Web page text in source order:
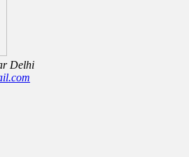
Delhi